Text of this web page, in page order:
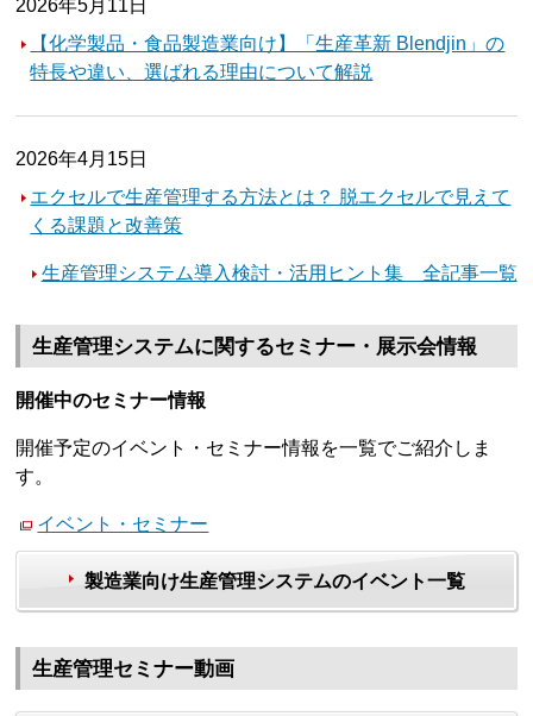
2026年5月11日
【化学製品・食品製造業向け】「生産革新 Blendjin」の
特長や違い、選ばれる理由について解説
2026年4月15日
エクセルで生産管理する方法とは？ 脱エクセルで見えて
くる課題と改善策
生産管理システム導入検討・活用ヒント集 全記事一覧
生産管理システムに関するセミナー・展示会情報
開催中のセミナー情報
開催予定のイベント・セミナー情報を一覧でご紹介しま
す。
イベント・セミナー
製造業向け生産管理システムのイベント一覧
生産管理セミナー動画